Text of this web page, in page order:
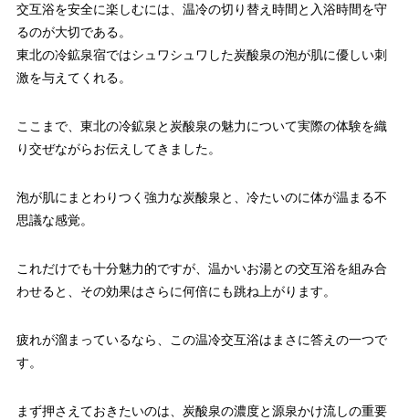
交互浴を安全に楽しむには、温冷の切り替え時間と入浴時間を守
るのが大切である。
東北の冷鉱泉宿ではシュワシュワした炭酸泉の泡が肌に優しい刺
激を与えてくれる。
ここまで、東北の冷鉱泉と炭酸泉の魅力について実際の体験を織
り交ぜながらお伝えしてきました。
泡が肌にまとわりつく強力な炭酸泉と、冷たいのに体が温まる不
思議な感覚。
これだけでも十分魅力的ですが、温かいお湯との交互浴を組み合
わせると、その効果はさらに何倍にも跳ね上がります。
疲れが溜まっているなら、この温冷交互浴はまさに答えの一つで
す。
まず押さえておきたいのは、炭酸泉の濃度と源泉かけ流しの重要